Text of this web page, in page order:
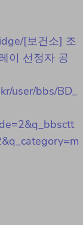
[보건소] 조
이 선정자 공
user/bbs/BD_